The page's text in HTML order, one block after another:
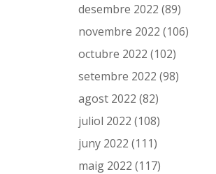
desembre 2022 (89)
novembre 2022 (106)
octubre 2022 (102)
setembre 2022 (98)
agost 2022 (82)
juliol 2022 (108)
juny 2022 (111)
maig 2022 (117)